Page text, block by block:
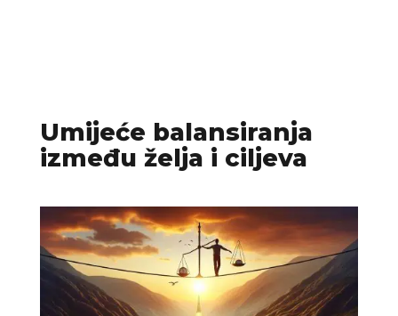
Umijeće balansiranja
između želja i ciljeva